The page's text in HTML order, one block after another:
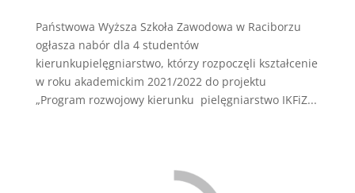
Państwowa Wyższa Szkoła Zawodowa w Raciborzu
ogłasza nabór dla 4 studentów
kierunkupielęgniarstwo, którzy rozpoczęli kształcenie
w roku akademickim 2021/2022 do projektu
„Program rozwojowy kierunku pielęgniarstwo IKFiZ...